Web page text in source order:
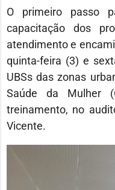
O primeiro passo
capacitação dos
atendimento e
quinta-feira (3) e
UBSs das zonas
Saúde da Mulher
treinamento, no
Vicente.